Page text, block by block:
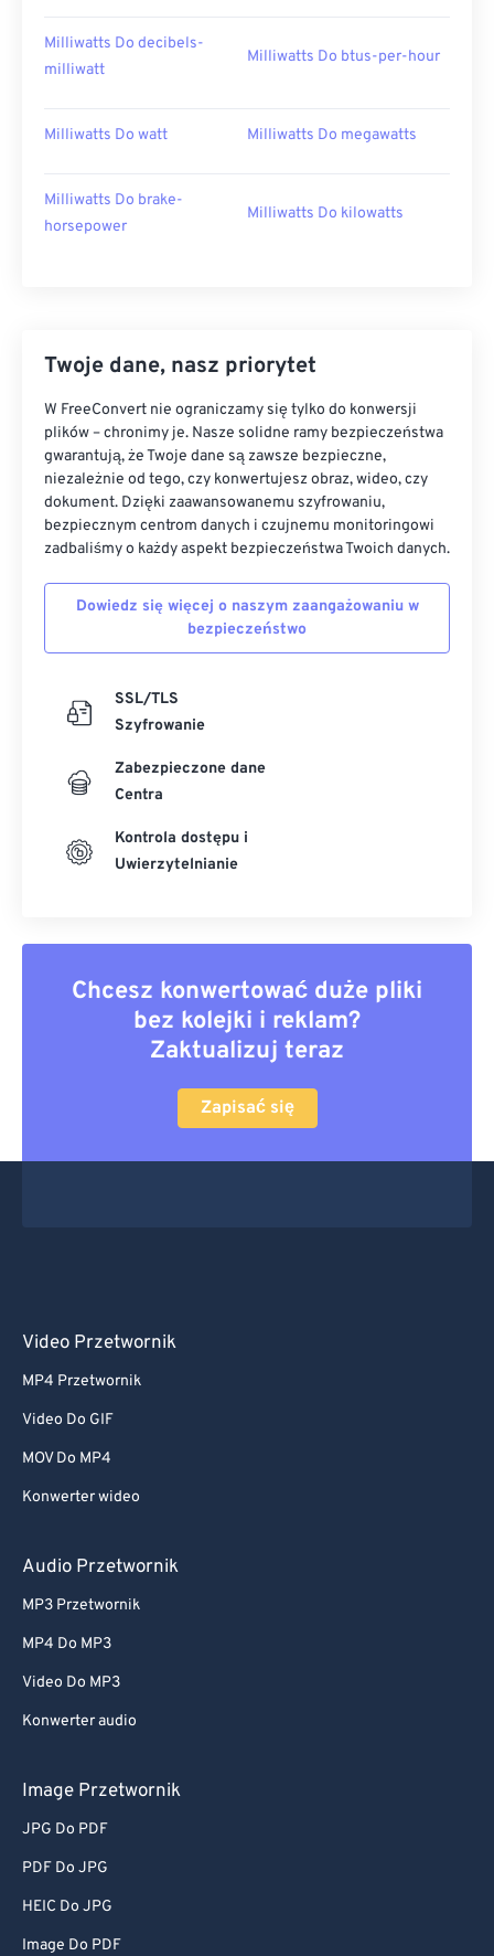
Milliwatts Do decibels-
milliwatt
Milliwatts Do btus-per-hour
Milliwatts Do watt Milliwatts Do megawatts
Milliwatts Do brake-
horsepower
Milliwatts Do kilowatts
Twoje dane, nasz priorytet
W FreeConvert nie ograniczamy się tylko do konwersji
plików – chronimy je. Nasze solidne ramy bezpieczeństwa
gwarantują, że Twoje dane są zawsze bezpieczne,
niezależnie od tego, czy konwertujesz obraz, wideo, czy
dokument. Dzięki zaawansowanemu szyfrowaniu,
bezpiecznym centrom danych i czujnemu monitoringowi
zadbaliśmy o każdy aspekt bezpieczeństwa Twoich danych.
Dowiedz się więcej o naszym zaangażowaniu w
bezpieczeństwo
SSL/TLS
Szyfrowanie
Zabezpieczone dane
Centra
Kontrola dostępu i
Uwierzytelnianie
Chcesz konwertować duże pliki
bez kolejki i reklam?
Zaktualizuj teraz
Zapisać się
Video Przetwornik
MP4 Przetwornik
Video Do GIF
MOV Do MP4
Konwerter wideo
Audio Przetwornik
MP3 Przetwornik
MP4 Do MP3
Video Do MP3
Konwerter audio
Image Przetwornik
JPG Do PDF
PDF Do JPG
HEIC Do JPG
Image Do PDF